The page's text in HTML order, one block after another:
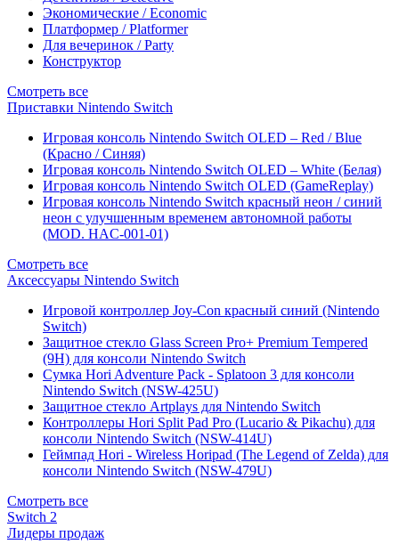
Экономические / Economic
Платформер / Platformer
Для вечеринок / Party
Конструктор
Смотреть все
Приставки Nintendo Switch
Игровая консоль Nintendo Switch OLED – Red / Blue
(Красно / Синяя)
Игровая консоль Nintendo Switch OLED – White (Белая)
Игровая консоль Nintendo Switch OLED (GameReplay)
Игровая консоль Nintendo Switch красный неон / синий
неон с улучшенным временем автономной работы
(MOD. HAC-001-01)
Смотреть все
Аксессуары Nintendo Switch
Игровой контроллер Joy-Con красный синий (Nintendo
Switch)
Защитное стекло Glass Screen Pro+ Premium Tempered
(9H) для консоли Nintendo Switch
Сумка Hori Adventure Pack - Splatoon 3 для консоли
Nintendo Switch (NSW-425U)
Защитное стекло Artplays для Nintendo Switch
Контроллеры Hori Split Pad Pro (Lucario & Pikachu) для
консоли Nintendo Switch (NSW-414U)
Геймпад Hori - Wireless Horipad (The Legend of Zelda) для
консоли Nintendo Switch (NSW-479U)
Смотреть все
Switch 2
Лидеры продаж